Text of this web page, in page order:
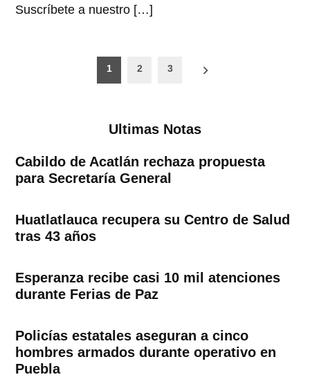
Suscríbete a nuestro […]
1 2 3
Ultimas Notas
Cabildo de Acatlán rechaza propuesta
para Secretaría General
Huatlatlauca recupera su Centro de Salud
tras 43 años
Esperanza recibe casi 10 mil atenciones
durante Ferias de Paz
Policías estatales aseguran a cinco
hombres armados durante operativo en
Puebla